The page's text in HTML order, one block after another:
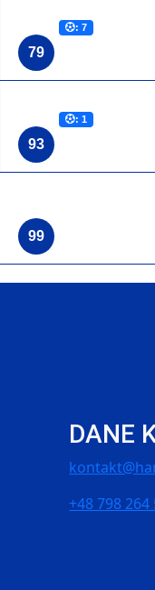
79
: 7
93
: 1
99
DANE
+48 798 264